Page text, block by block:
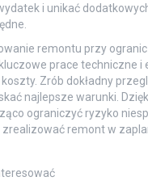
i unikać
remontu przy
prace techniczne i
Zrób dokładny
najlepsze warunki.
ograniczyć ryzyko
zrealizować remont w